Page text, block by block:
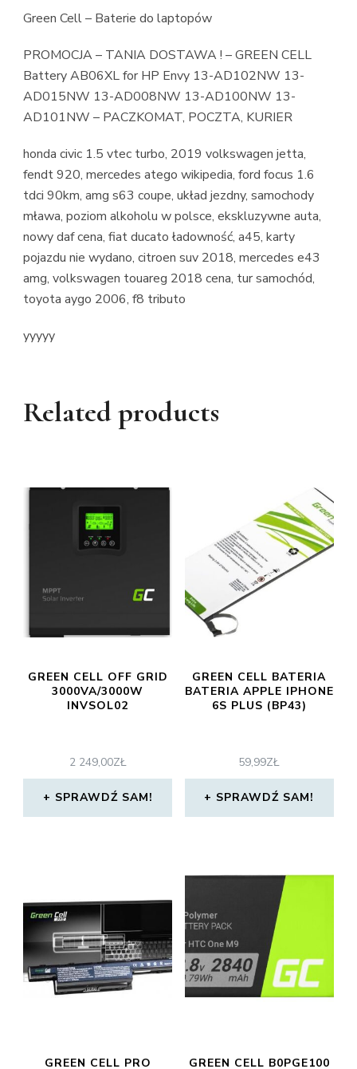
Green Cell – Baterie do laptopów
PROMOCJA – TANIA DOSTAWA ! – GREEN CELL
Battery AB06XL for HP Envy 13-AD102NW 13-
AD015NW 13-AD008NW 13-AD100NW 13-
AD101NW – PACZKOMAT, POCZTA, KURIER
honda civic 1.5 vtec turbo, 2019 volkswagen jetta,
fendt 920, mercedes atego wikipedia, ford focus 1.6
tdci 90km, amg s63 coupe, układ jezdny, samochody
mława, poziom alkoholu w polsce, ekskluzywne auta,
nowy daf cena, fiat ducato ładowność, a45, karty
pojazdu nie wydano, citroen suv 2018, mercedes e43
amg, volkswagen touareg 2018 cena, tur samochód,
toyota aygo 2006, f8 tributo
yyyyy
Related products
GREEN CELL OFF GRID
3000VA/3000W
INVSOL02
2 249,00ZŁ
SPRAWDŹ SAM!
GREEN CELL BATERIA
BATERIA APPLE IPHONE
6S PLUS (BP43)
59,99ZŁ
SPRAWDŹ SAM!
GREEN CELL PRO GREEN CELL B0PGE100